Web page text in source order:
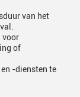
van het
voor
of
-diensten te